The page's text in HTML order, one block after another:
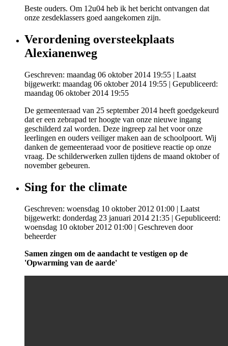
Beste ouders. Om 12u04 heb ik het bericht ontvangen dat
onze zesdeklassers goed aangekomen zijn.
Verordening oversteekplaats
Alexianenweg
Geschreven: maandag 06 oktober 2014 19:55 | Laatst
bijgewerkt: maandag 06 oktober 2014 19:55 | Gepubliceerd:
maandag 06 oktober 2014 19:55
De gemeenteraad van 25 september 2014 heeft goedgekeurd
dat er een zebrapad ter hoogte van onze nieuwe ingang
geschilderd zal worden. Deze ingreep zal het voor onze
leerlingen en ouders veiliger maken aan de schoolpoort. Wij
danken de gemeenteraad voor de positieve reactie op onze
vraag. De schilderwerken zullen tijdens de maand oktober of
november gebeuren.
Sing for the climate
Geschreven: woensdag 10 oktober 2012 01:00 | Laatst
bijgewerkt: donderdag 23 januari 2014 21:35 | Gepubliceerd:
woensdag 10 oktober 2012 01:00 | Geschreven door
beheerder
Samen zingen om de aandacht te vestigen op de
'Opwarming van de aarde'